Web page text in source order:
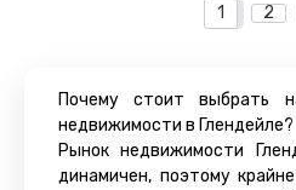
1 2
Почему стоит выбрать
недвижимости в Глендейле?
Рынок недвижимости
динамичен, поэтому